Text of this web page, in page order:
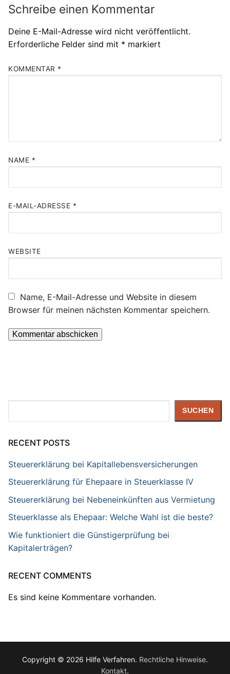
Schreibe einen Kommentar
Deine E-Mail-Adresse wird nicht veröffentlicht.
Erforderliche Felder sind mit * markiert
KOMMENTAR *
NAME *
E-MAIL-ADRESSE *
WEBSITE
Name, E-Mail-Adresse und Website in diesem
Browser für meinen nächsten Kommentar speichern.
SUCHEN
RECENT POSTS
Steuererklärung bei Kapitallebensversicherungen
Steuererklärung für Ehepaare in Steuerklasse IV
Steuererklärung bei Nebeneinkünften aus Vermietung
Steuerklasse als Ehepaar: Welche Wahl ist die beste?
Wie funktioniert die Günstigerprüfung bei
Kapitalerträgen?
RECENT COMMENTS
Es sind keine Kommentare vorhanden.
Copyright © 2026 Hilfe Verfahren. Rechtliche Hinweise.
Kontakt.